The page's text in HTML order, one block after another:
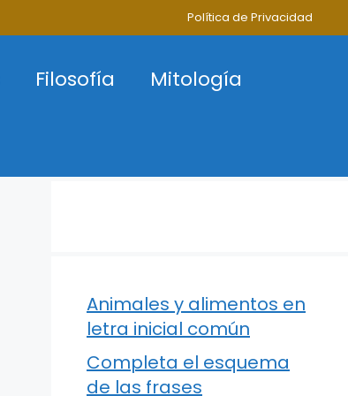
Política de Privacidad
Filosofía
Mitología
Animales y alimentos en
letra inicial común
Completa el esquema
de las frases